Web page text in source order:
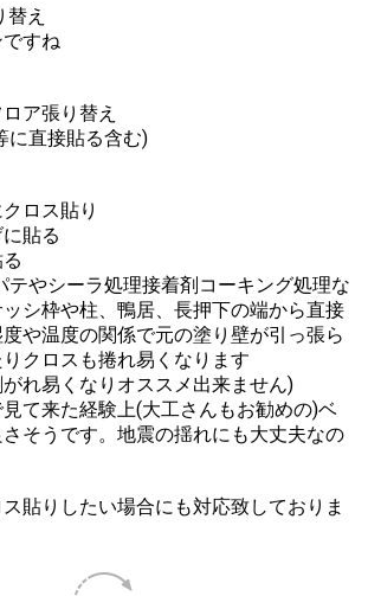
替え
すね
ア張り替え
に直接貼る含む)
ロス貼り
貼る
テやシーラ処理接着剤コーキング処理な
シ枠や柱、鴨居、長押下の端から直接
や温度の関係で元の塗り壁が引っ張ら
クロスも捲れ易くなります
れ易くなりオススメ出来ません)
て来た経験上(大工さんもお勧めの)ベ
そうです。地震の揺れにも大丈夫なの
貼りしたい場合にも対応致しておりま